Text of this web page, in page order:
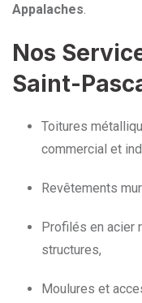
Appalaches.
Nos
Saint-
Toitures
commercial et
Revêtements
Profilés en acier
structures,
Moulures et